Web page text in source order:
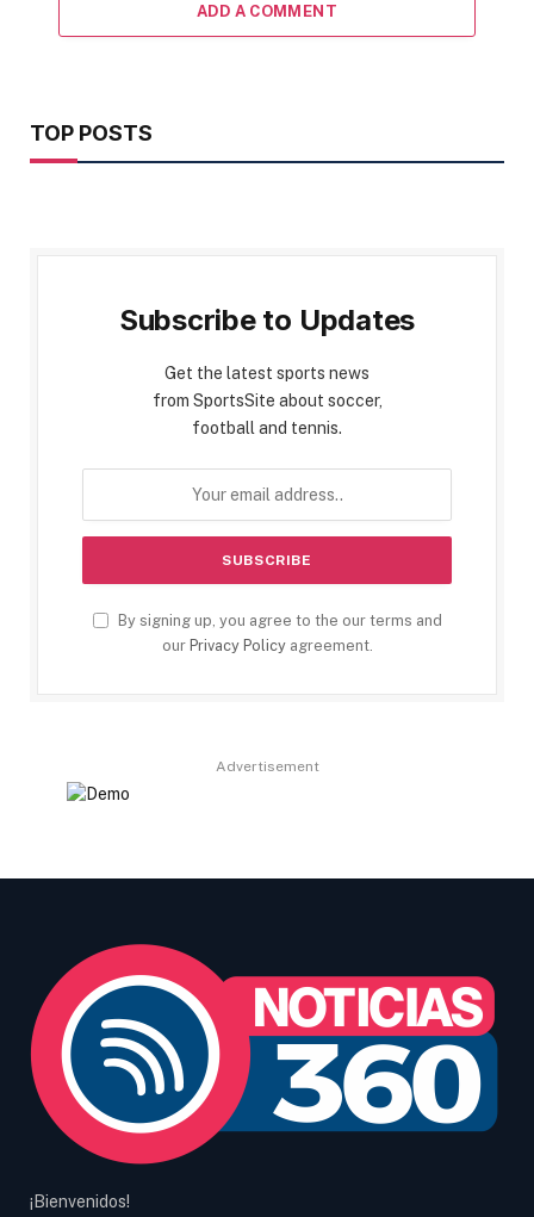
ADD A COMMENT
TOP POSTS
Subscribe to Updates
Get the latest sports news
from SportsSite about soccer,
football and tennis.
By signing up, you agree to the our terms and
our Privacy Policyagreement.
Advertisement
¡Bienvenidos!